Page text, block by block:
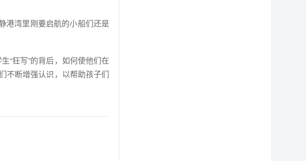
港湾里刚要启航的小船们还是
“狂写”的背后，如何使他们在
不断增强认识，以帮助孩子们